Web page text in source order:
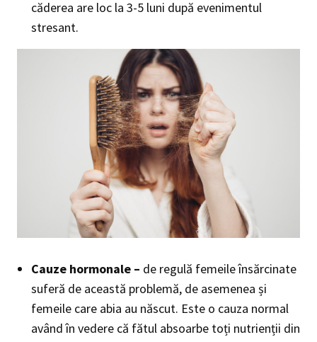
căderea are loc la 3-5 luni după evenimentul
stresant.
Cauze hormonale – de regulă femeile însărcinate
suferă de această problemă, de asemenea și
femeile care abia au născut. Este o cauza normal
având în vedere că fătul absoarbe toți nutrienții din